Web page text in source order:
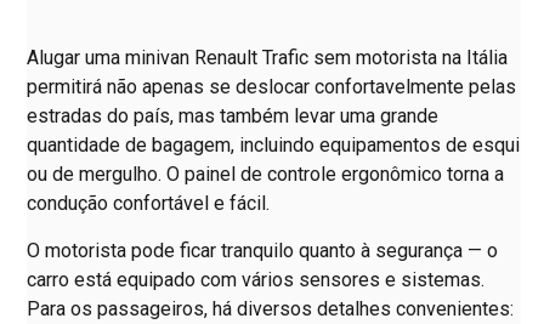
Alugar uma minivan Renault Trafic sem motorista na Itália
permitirá não apenas se deslocar confortavelmente pelas
estradas do país, mas também levar uma grande
quantidade de bagagem, incluindo equipamentos de esqui
ou de mergulho. O painel de controle ergonômico torna a
condução confortável e fácil.
O motorista pode ficar tranquilo quanto à segurança — o
carro está equipado com vários sensores e sistemas.
Para os passageiros, há diversos detalhes convenientes: